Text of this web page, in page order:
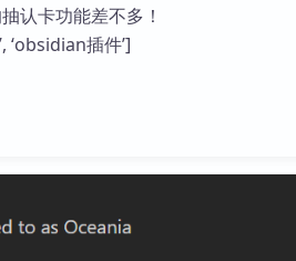
认卡功能差不多！
‘obsidian插件’]